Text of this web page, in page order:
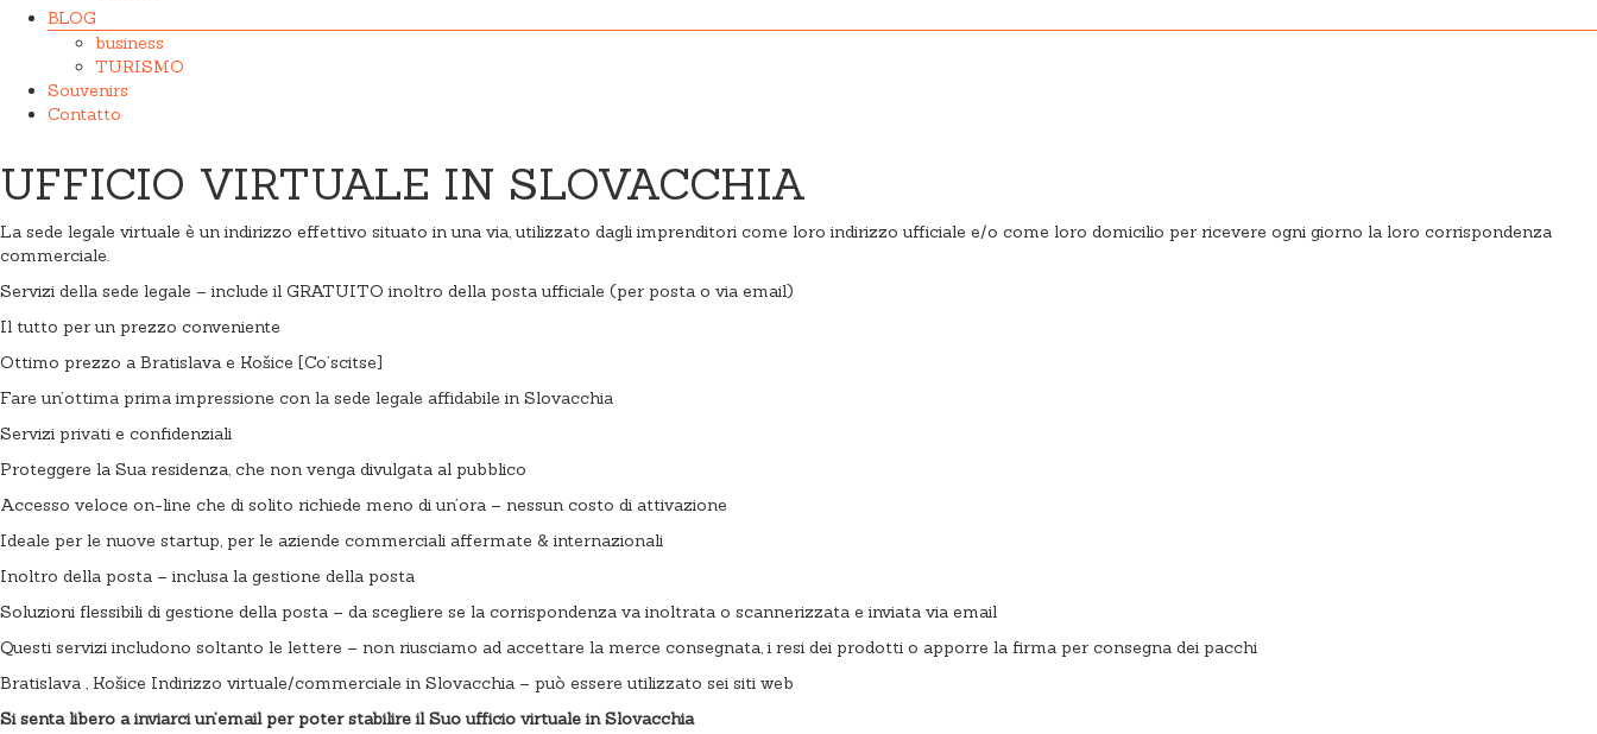
BLOG
business
TURISMO
Souvenirs
Contatto
UFFICIO VIRTUALE IN SLOVACCHIA
La sede legale virtuale è un indirizzo effettivo situato in una via, utilizzato dagli imprenditori come loro indirizzo ufficiale e/o come loro domicilio per ricevere ogni giorno la loro corrispondenza
commerciale.
Servizi della sede legale – include il GRATUITO inoltro della posta ufficiale (per posta o via email)
Il tutto per un prezzo conveniente
Ottimo prezzo a Bratislava e Košice [Co’scitse]
Fare un’ottima prima impressione con la sede legale affidabile in Slovacchia
Servizi privati e confidenziali
Proteggere la Sua residenza, che non venga divulgata al pubblico
Accesso veloce on-line che di solito richiede meno di un’ora – nessun costo di attivazione
Ideale per le nuove startup, per le aziende commerciali affermate & internazionali​
Inoltro della posta – inclusa la gestione della posta
Soluzioni flessibili di gestione della posta – da scegliere se la corrispondenza va inoltrata o scannerizzata e inviata via email
Questi servizi includono soltanto le lettere – non riusciamo ad accettare la merce consegnata, i resi dei prodotti o apporre la firma per consegna dei pacchi
Bratislava , Košice Indirizzo virtuale/commerciale in Slovacchia – può essere utilizzato sei siti web
Si senta libero a inviarci un’email per poter stabilire il Suo ufficio virtuale in Slovacchia